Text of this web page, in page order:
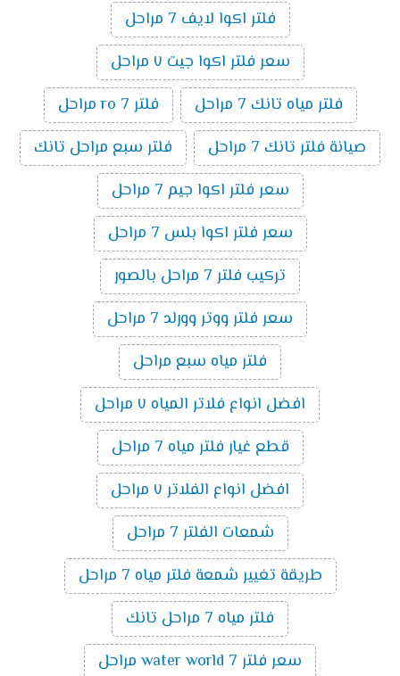
فلتر اكوا لايف 7 مراحل
سعر فلتر اكوا جيت ٧ مراحل
فلتر مياه تانك 7 مراحل
فلتر ro 7 مراحل
صيانة فلتر تانك 7 مراحل
فلتر سبع مراحل تانك
سعر فلتر اكوا جيم 7 مراحل
سعر فلتر اكوا بلس 7 مراحل
تركيب فلتر 7 مراحل بالصور
سعر فلتر ووتر وورلد 7 مراحل
فلتر مياه سبع مراحل
افضل انواع فلاتر المياه ٧ مراحل
قطع غيار فلتر مياه 7 مراحل
افضل انواع الفلاتر ٧ مراحل
شمعات الفلتر 7 مراحل
طريقة تغيير شمعة فلتر مياه 7 مراحل
فلتر مياه 7 مراحل تانك
سعر فلتر water world 7 مراحل